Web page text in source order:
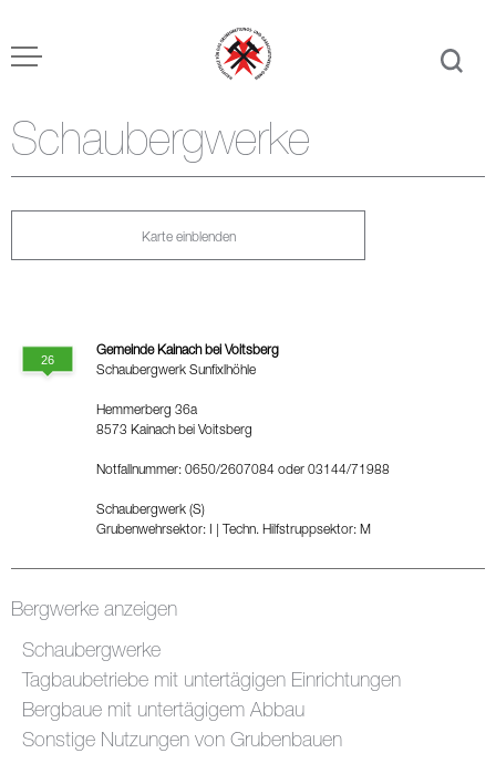
Schaubergwerke
Karte einblenden
Bergwerke anzeigen
Schaubergwerke
Tagbaubetriebe mit untertägigen Einrichtungen
Bergbaue mit untertägigem Abbau
Sonstige Nutzungen von Grubenbauen
Gemeinde Kainach bei Voitsberg
Schaubergwerk Sunfixlhöhle
Hemmerberg 36a
8573 Kainach bei Voitsberg
Notfallnummer: 0650/2607084 oder 03144/71988
Schaubergwerk (S)
Grubenwehrsektor: I
Techn. Hilfstruppsektor: M